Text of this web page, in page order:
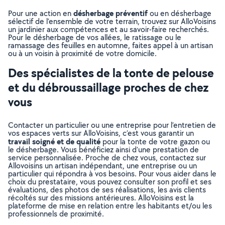
Pour une action endésherbage préventifou en désherbage
sélectif de l’ensemble de votre terrain, trouvez sur AlloVoisins
un jardinier aux compétences et au savoir-faire recherchés.
Pour le désherbage de vos allées, le ratissage ou le
ramassage des feuilles en automne, faites appel à un artisan
ou à un voisin à proximité de votre domicile.
Des spécialistes de la tonte de pelouse
et du débroussaillage proches de chez
vous
Contacter un particulier ou une entreprise pour l’entretien de
vos espaces verts sur AlloVoisins, c’est vous garantir un
travail soigné et de qualité pour la tonte de votre gazon ou
le désherbage. Vous bénéficiez ainsi d’une prestation de
service personnalisée. Proche de chez vous, contactez sur
Allovoisins un artisan indépendant, une entreprise ou un
particulier qui répondra à vos besoins. Pour vous aider dans le
choix du prestataire, vous pouvez consulter son profil et ses
évaluations, des photos de ses réalisations, les avis clients
récoltés sur des missions antérieures. AlloVoisins est la
plateforme de mise en relation entre les habitants et/ou les
professionnels de proximité.